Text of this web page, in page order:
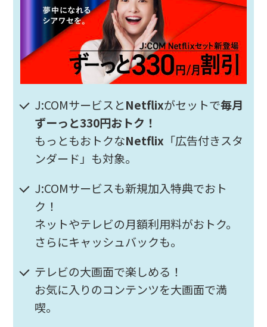
J:COMサービスとNetflixがセットで毎月
ずーっと330円おトク！
もっともおトクなNetflix 「広告付きスタ
ンダード」も対象。
J:COMサービスも新規加入特典でおト
ク！
ネットやテレビの月額利用料がおトク。
さらにキャッシュバックも。
テレビの大画面で楽しめる！
お気に入りのコンテンツを大画面で満
喫。